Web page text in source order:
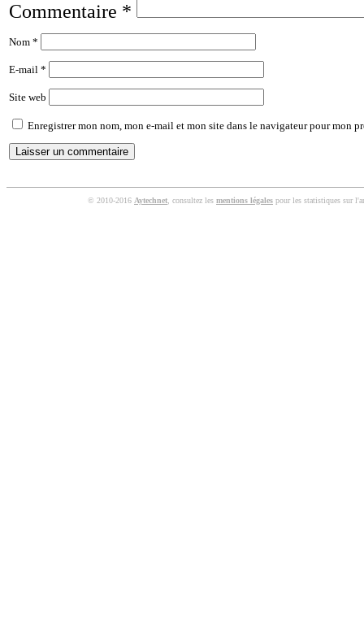
Commentaire *
Nom *
E-mail *
Site web
Enregistrer mon nom, mon e-mail et mon site dans le navigateur pour mon
© 2010-2016 Aytechnet , consultez les mentions légales pour les statistiques sur